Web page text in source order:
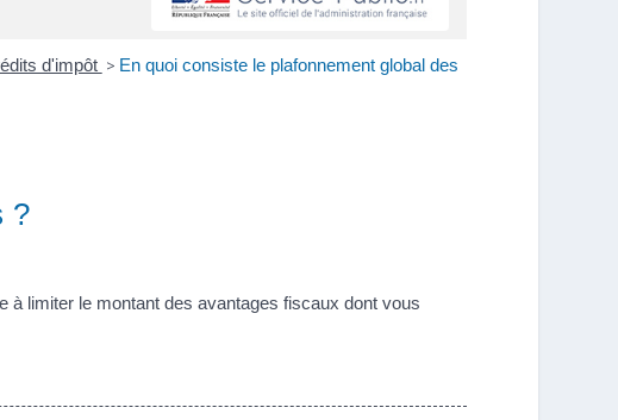
d'impôt > En quoi consiste le plafonnement global des
?
limiter le montant des avantages fiscaux dont vous